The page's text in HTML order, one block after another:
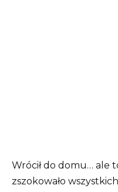
Wrócił do domu… ale
zszokowało wszystkich